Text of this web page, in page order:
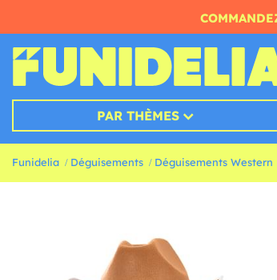
PAR THÈMES
Funidelia Déguisements Déguisements Western